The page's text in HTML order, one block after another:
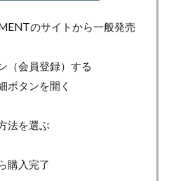
のサイトから一般発売
（会員登録）する
ボタンを開く
法を選ぶ
購入完了